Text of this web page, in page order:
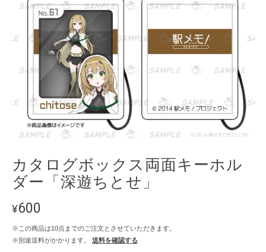
カタログボックス両面キーホル
ダー「深遊ちとせ」
¥600
※この商品は10点までのご注文とさせていただきます。
※別途送料がかかります。
送料を確認する